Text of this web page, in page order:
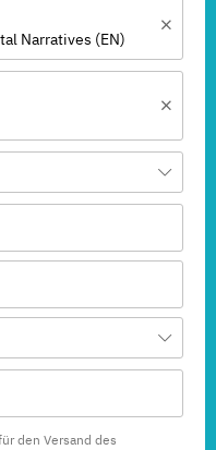
Narratives (EN)
den Versand des